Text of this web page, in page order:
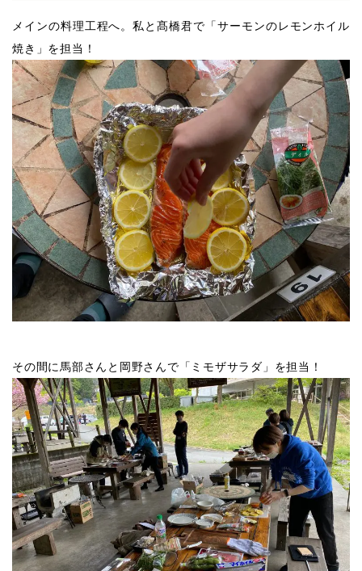
メインの料理工程へ。私と髙橋君で「サーモンのレモンホイル
焼き」を担当！
その間に馬部さんと岡野さんで「ミモザサラダ」を担当！